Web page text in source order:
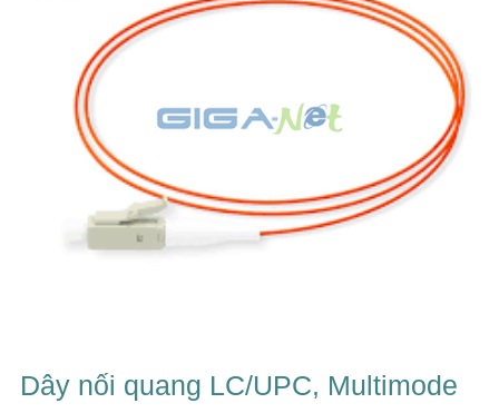
Dây nối quang LC/UPC, Multimode